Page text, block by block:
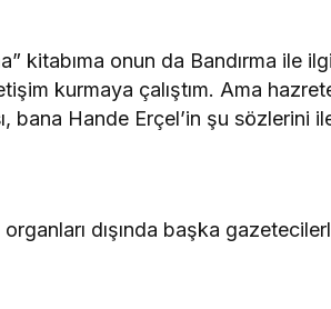
kitabıma onun da Bandırma ile
kurmaya çalıştım. Ama
bana Hande Erçel’in şu sözlerini
dışında başka